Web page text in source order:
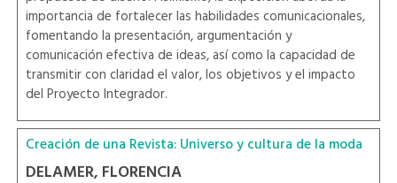
importancia de fortalecer las habilidades comunicacionales,
fomentando la presentación, argumentación y
comunicación efectiva de ideas, así como la capacidad de
transmitir con claridad el valor, los objetivos y el impacto
del Proyecto Integrador.
Creación de una Revista: Universo y cultura de la moda
DELAMER, FLORENCIA